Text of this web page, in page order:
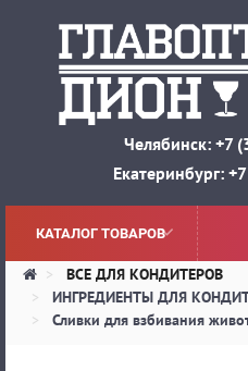
Челябинск: +7
Екатеринбург:
КАТАЛОГ ТОВАРОВ
ВСЕ ДЛЯ КОНДИТЕРОВ
ИНГРЕДИЕНТЫ ДЛЯ
Сливки для взбивания